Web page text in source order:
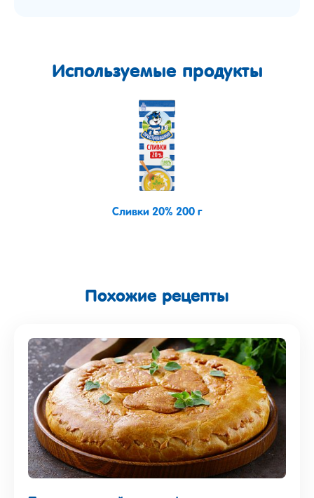
Используемые продукты
Сливки 20% 200 г
Похожие рецепты